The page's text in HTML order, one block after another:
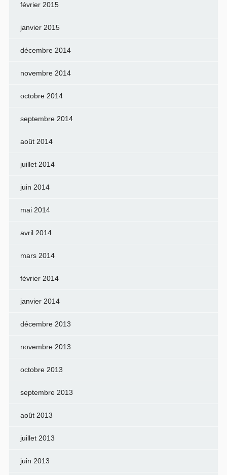
février 2015
janvier 2015
décembre 2014
novembre 2014
octobre 2014
septembre 2014
août 2014
juillet 2014
juin 2014
mai 2014
avril 2014
mars 2014
février 2014
janvier 2014
décembre 2013
novembre 2013
octobre 2013
septembre 2013
août 2013
juillet 2013
juin 2013